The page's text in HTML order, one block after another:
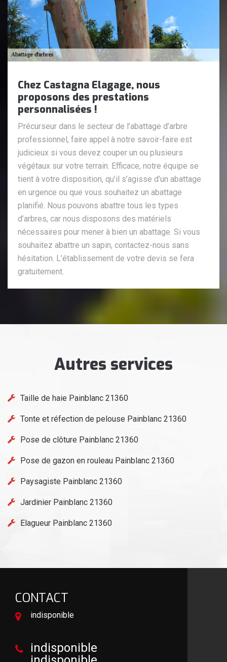
Chez Castagna Elagage, nous
proposons des prestations
personnalisées !
Précurseur dans le secteur de l’abattage d’arbre
professionnel, faire appel à notre savoir-faire est
judicieux si vous devez couper un ou plusieurs
végétaux sur votre terrain. Efficace, notre équipe se
tient à votre disposition, qu’il s’agisse d’un abattage
en urgence ou que vous souhaitez un abattage
planifié. Nous pouvons abattre tous les types
d’arbres, car nous disposons des matériels
nécessaires pour mener à bien un abattage. Si vous
souhaitez abattre un sapin, contactez-nous sans
hésitation. L’établissement de votre devis se fera
gratuitement.
Autres services
Taille de haie Painblanc 21360
Tonte et réfection de pelouse Painblanc 21360
Pose de clôture Painblanc 21360
Pose de gazon en rouleau Painblanc 21360
Paysagiste Painblanc 21360
Jardinier Painblanc 21360
Elagueur Painblanc 21360
CONTACT
indisponible
indisponible